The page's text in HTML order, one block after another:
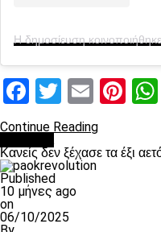
Facebook
Twitter
Email
Continue Reading
Κανείς δεν ξέχασε τα έξι
Published
10 μήνες ago
on
06/10/2025